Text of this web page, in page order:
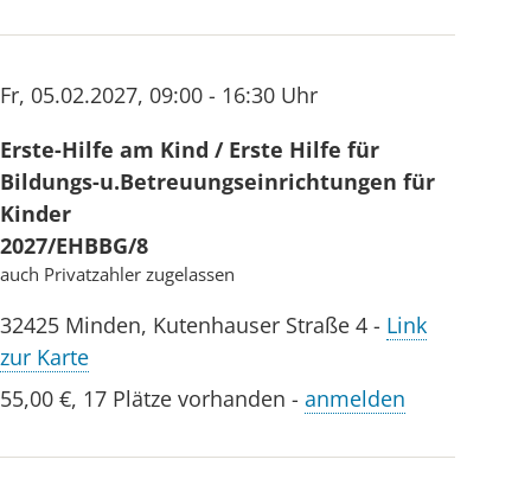
Fr, 05.02.2027, 09:00 - 16:30 Uhr
Erste-Hilfe am Kind / Erste Hilfe für
Bildungs-u.Betreuungseinrichtungen für
Kinder
2027/EHBBG/8
auch Privatzahler zugelassen
32425 Minden, Kutenhauser Straße 4 - Link
zur Karte
55,00 €, 17 Plätze vorhanden - anmelden